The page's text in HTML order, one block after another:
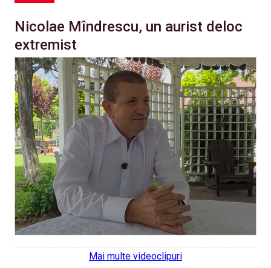
Nicolae Mîndrescu, un aurist deloc
extremist
Mai multe videoclipuri